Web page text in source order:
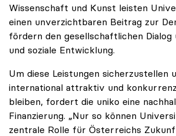
Wissenschaft und Kunst leisten
einen unverzichtbaren Beitrag zur
fördern den gesellschaftlichen
und soziale Entwicklung.
Um diese Leistungen sicherzustellen
international attraktiv und
bleiben, fordert die uniko eine
Finanzierung. „Nur so können
zentrale Rolle für Österreichs